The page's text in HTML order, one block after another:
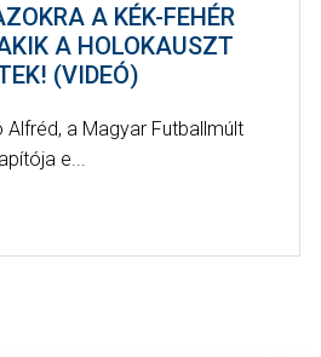
A KÉK-FEHÉR
A HOLOKAUSZT
(VIDEÓ)
a Magyar Futballmúlt
e...